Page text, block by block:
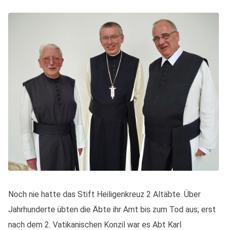
Noch nie hatte das Stift Heiligenkreuz 2 Altäbte. Über
Jahrhunderte übten die Äbte ihr Amt bis zum Tod aus; erst
nach dem 2. Vatikanischen Konzil war es Abt Karl